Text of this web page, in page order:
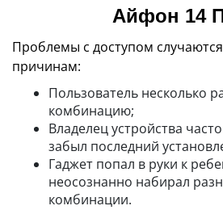
Айфон 14
Проблемы с доступом
причинам:
Пользователь несколько
комбинацию;
Владелец устройства
забыл последний
Гаджет попал в руки к
неосознанно набирал
комбинации.